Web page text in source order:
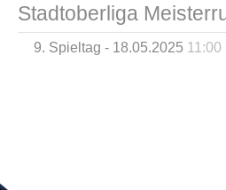
Stadtoberliga
9. Spieltag - 18.05.2025 11:00